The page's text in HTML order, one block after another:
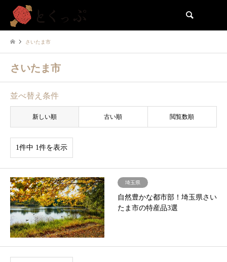
さいたま市
さいたま市
並べ替え条件
新しい順 古い順 閲覧数順
1件中 1件を表示
埼玉県
自然豊かな都市部！埼玉県さい
たま市の特産品3選